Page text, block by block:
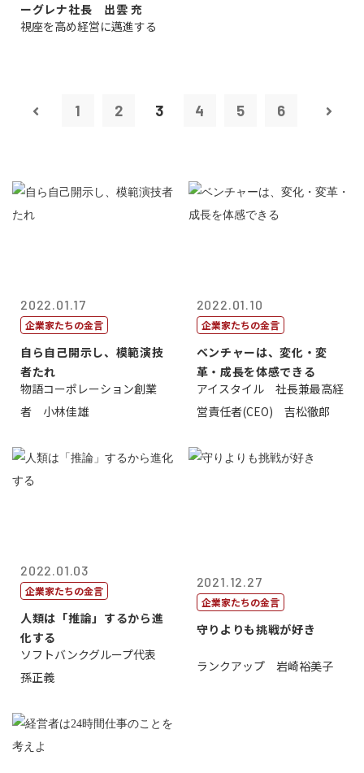
ーグレナ社長 出雲 充
視座を高め経営に邁進する
1 2 3 4 5 6
2022.01.17
企業家たちの金言
自ら自己開示し、模範演技
者たれ
物語コーポレーション創業
者 小林佳雄
2022.01.10
企業家たちの金言
ベンチャーは、変化・変
革・成長を体感できる
アイスタイル 社長兼最高経
営責任者(CEO) 吉松徹郎
2022.01.03
企業家たちの金言
人類は「推論」するから進
化する
ソフトバンクグループ代表
孫正義
2021.12.27
企業家たちの金言
守りよりも挑戦が好き
ランクアップ 岩崎裕美子